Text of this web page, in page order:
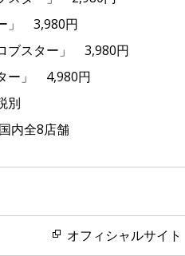
3,980円
ター」 3,980円
」 4,980円
内全8店舗
オフィシャルサイト